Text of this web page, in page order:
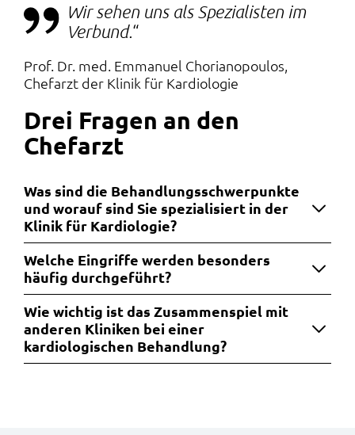
Wir sehen uns als Spezialisten im
Verbund.
Prof. Dr. med. Emmanuel Chorianopoulos
Chefarzt der Klinik für Kardiologie
Drei Fragen an den
Chefarzt
Was sind die Behandlungsschwerpunkte
und worauf sind Sie spezialisiert in der
Klinik für Kardiologie?
Welche Eingriffe werden besonders
häufig durchgeführt?
Wie wichtig ist das Zusammenspiel mit
anderen Kliniken bei einer
kardiologischen Behandlung?